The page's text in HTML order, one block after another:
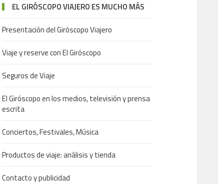
EL GIRÓSCOPO VIAJERO ES MUCHO MÁS
Presentación del Giróscopo Viajero
Viaje y reserve con El Giróscopo
Seguros de Viaje
El Giróscopo en los medios, televisión y prensa
escrita
Conciertos, Festivales, Música
Productos de viaje: análisis y tienda
Contacto y publicidad